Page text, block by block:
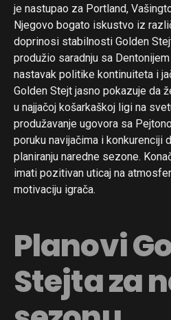
je nastupao za Portland,
Njegovo bogato iskustvo iz
doprinosi stabilnosti Golden
produžio saradnju sa
nastavak politike kontinuiteta i
Golden Stejt jasno pokazuje da
u najjačoj košarkaškoj ligi na
produžavanje ugovora sa
poruku navijačima i konkurenciji
planiranju naredne sezone.
imati pozitivan uticaj na
motivaciju igrača.
Planovi
Stejta za